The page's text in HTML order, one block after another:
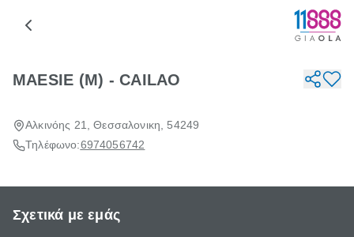
MAESIE (M) - CAILAO
Αλκινόης 21, Θεσσαλονικη, 54249
Τηλέφωνο:6974056742
Σχετικά με εμάς